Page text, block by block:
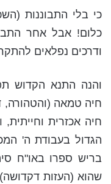
כי בלי התבוננות
כלום! אבל אחר
ודרכים נפלאים
והנה התנא הקדוש
חיה טמאה (והטהורה,
חיה אכזרית
הגדול בעבודת ה'
בריש ספרו באו"ח
שהוא (העזות